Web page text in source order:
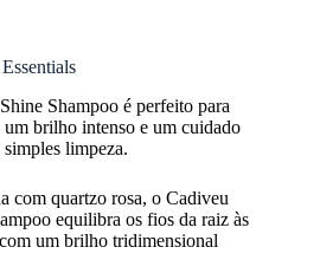
Shampoo é perfeito para
brilho intenso e um cuidado
limpeza.
com quartzo rosa, o Cadiveu
equilibra os fios da raiz às
um brilho tridimensional